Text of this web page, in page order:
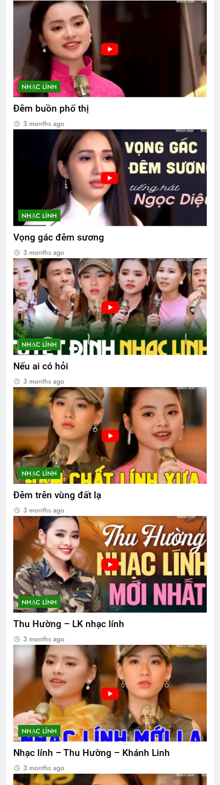
NHẠC LÍNH
Đêm buồn phố thị
3 months ago
NHẠC LÍNH
Vọng gác đêm sương
3 months ago
NHẠC LÍNH
Nếu ai có hỏi
3 months ago
NHẠC LÍNH
Đêm trên vùng đất lạ
3 months ago
NHẠC LÍNH
Thu Hường – LK nhạc lính
3 months ago
NHẠC LÍNH
Nhạc lính – Thu Hường – Khánh Linh
3 months ago